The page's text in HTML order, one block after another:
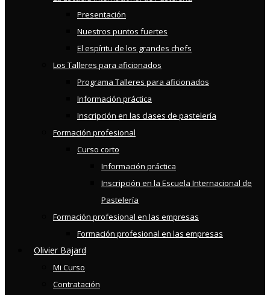
Presentación
Nuestros puntos fuertes
El espíritu de los grandes chefs
Los Talleres para aficionados
Programa Talleres para aficionados
Información práctica
Inscripción en las clases de pastelería
Formación profesional
Curso corto
Información práctica
Inscripción en la Escuela Internacional de
Pastelería
Formación profesional en las empresas
Formación profesional en las empresas
Olivier Bajard
Mi Curso
Contratación